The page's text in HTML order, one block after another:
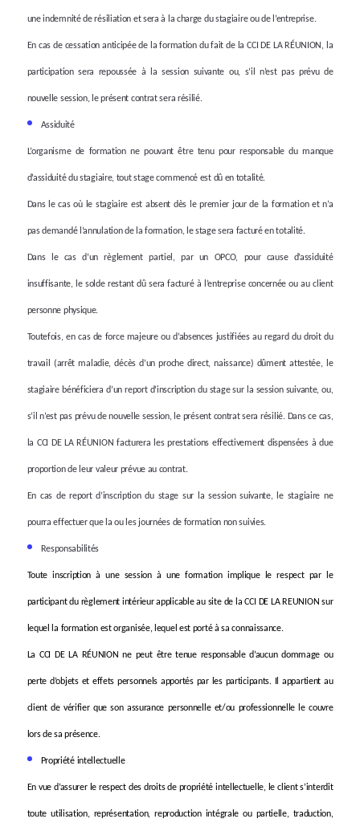
une indemnité de résiliation et sera à la charge du stagiaire ou de l’entreprise.
En cas de cessation anticipée de la formation du fait de la CCI DE LA RÉUNION , la
participation sera repoussée à la session suivante ou, s’il n’est pas prévu de
nouvelle session, le présent contrat sera résilié.
Assiduité
L’organisme de formation ne pouvant être tenu pour responsable du manque
d’assiduité du stagiaire, tout stage commencé est dû en totalité.
Dans le cas où le stagiaire est absent dès le premier jour de la formation et n’a
pas demandé l’annulation de la formation, le stage sera facturé en totalité.
Dans le cas d’un règlement partiel, par un OPCO, pour cause d’assiduité
insuffisante, le solde restant dû sera facturé à l’entreprise concernée ou au client
personne physique.
Toutefois, en cas de force majeure ou d’absences justifiées au regard du droit du
travail (arrêt maladie, décès d’un proche direct, naissance) dûment attestée, le
stagiaire bénéficiera d’un report d’inscription du stage sur la session suivante,ou,
s’il n’est pas prévu de nouvelle session, le présent contrat sera résilié. Dans ce cas,
la CCI DE LA RÉUNION facturera les prestations effectivement dispensées à due
proportion de leur valeur prévue au contrat.
En cas de report d’inscription du stage sur la session suivante, le stagiaire ne
pourra effectuer que la ou les journées de formation non suivies.
Responsabilités
Toute inscription à une session à une formation implique le respect par le
participant du règlement intérieur applicable au site de la CCI DE LA REUNION sur
lequel la formation est organisée, lequel est porté à sa connaissance.
La CCI DE LA RÉUNION ne peut être tenue responsable d’aucun dommage ou
perte d’objets et effets personnels apportés par les participants. Il appartient au
client de vérifier que son assurance personnelle et/ou professionnelle le couvre
lors de sa présence.
Propriété intellectuelle
En vue d’assurer le respect des droits de propriété intellectuelle, le client s’interdit
toute utilisation, représentation, reproduction intégrale ou partielle, traduction,